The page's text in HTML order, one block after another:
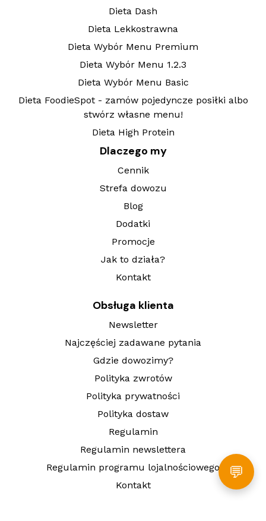
💬
Dieta Dash
Dieta Lekkostrawna
Dieta Wybór Menu Premium
Dieta Wybór Menu 1.2.3
Dieta Wybór Menu Basic
Dieta FoodieSpot - zamów pojedyncze posiłki albo
stwórz własne menu!
Dieta High Protein
Dlaczego my
Cennik
Strefa dowozu
Blog
Dodatki
Promocje
Jak to działa?
Kontakt
Obsługa klienta
Newsletter
Najczęściej zadawane pytania
Gdzie dowozimy?
Polityka zwrotów
Polityka prywatności
Polityka dostaw
Regulamin
Regulamin newslettera
Regulamin programu lojalnościowego
Kontakt